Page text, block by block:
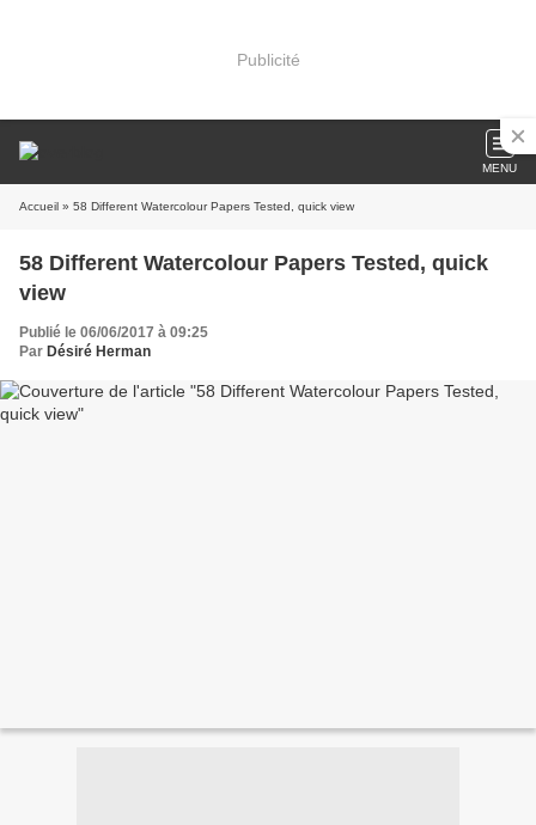
Publicité
MENU
Accueil » 58 Different Watercolour Papers Tested, quick view
58 Different Watercolour Papers Tested, quick
view
Publié le 06/06/2017 à 09:25
Par Désiré Herman